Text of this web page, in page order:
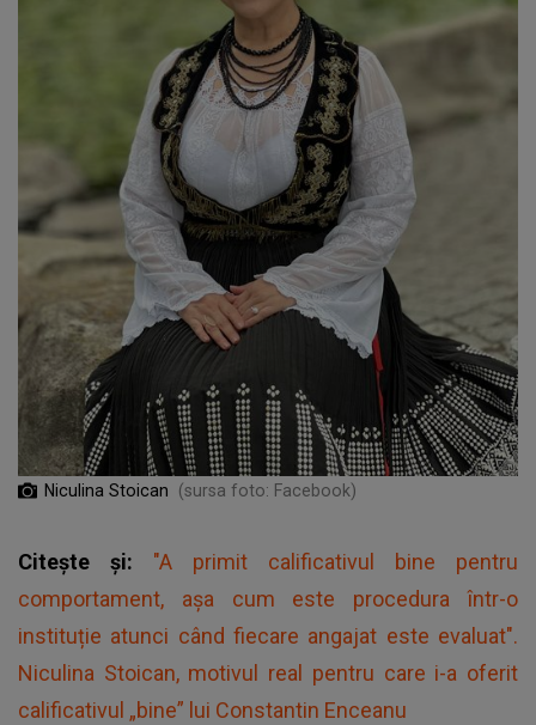
Niculina Stoican (sursa foto: Facebook)
Citește și: "A primit calificativul bine pentru
comportament, așa cum este procedura într-o
instituție atunci când fiecare angajat este evaluat".
Niculina Stoican, motivul real pentru care i-a oferit
calificativul „bine” lui Constantin Enceanu